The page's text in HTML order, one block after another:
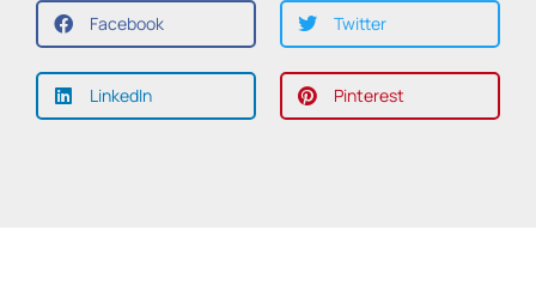
Facebook Twitter
LinkedIn Pinterest